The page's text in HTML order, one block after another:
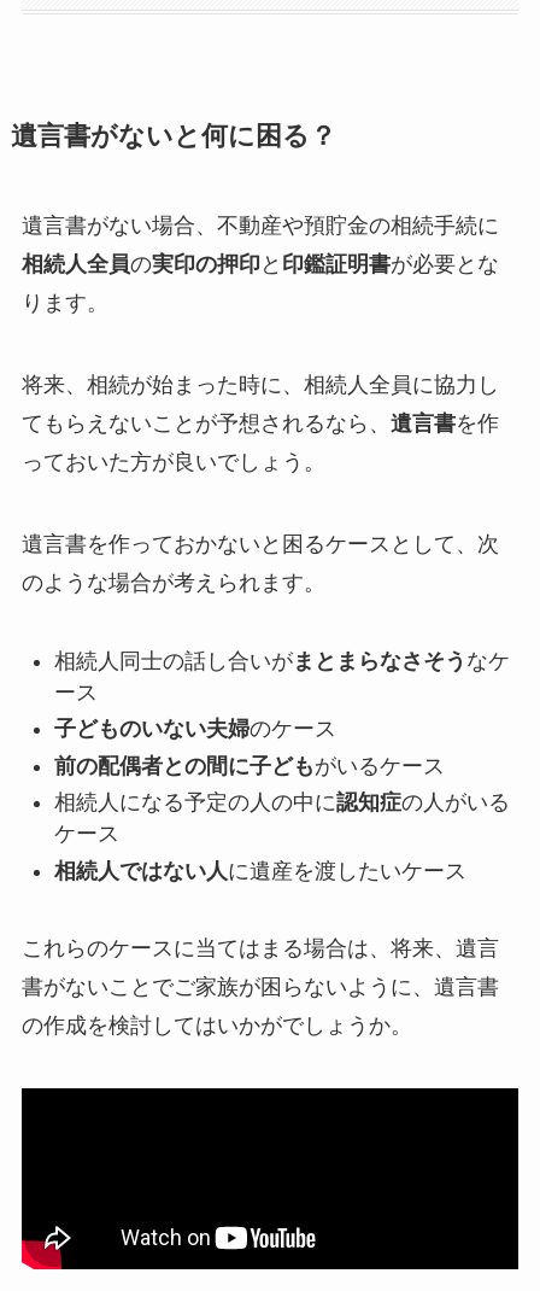
遺言書がないと何に困る？
遺言書がない場合、不動産や預貯金の相続手続に
相続人全員の実印の押印 と 印鑑証明書が必要とな
ります。
将来、相続が始まった時に、相続人全員に協力し
てもらえないことが予想されるなら、 遺言書を作
っておいた方が良いでしょう。
遺言書を作っておかないと困るケースとして、次
のような場合が考えられます。
相続人同士の話し合いがまとまらなさそう なケ
ース
子どものいない夫婦のケース
前の配偶者との間に子どもがいるケース
相続人になる予定の人の中に認知症の人がいる
ケース
相続人ではない人 に遺産を渡したいケース
これらのケースに当てはまる場合は、将来、遺言
書がないことでご家族が困らないように、遺言書
の作成を検討してはいかがでしょうか。